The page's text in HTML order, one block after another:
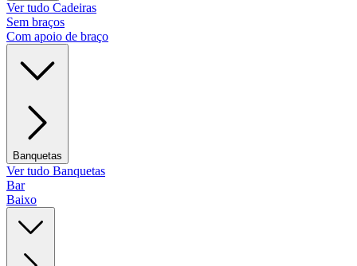
Ver tudo Cadeiras
Sem braços
Com apoio de braço
Banquetas
Ver tudo Banquetas
Bar
Baixo